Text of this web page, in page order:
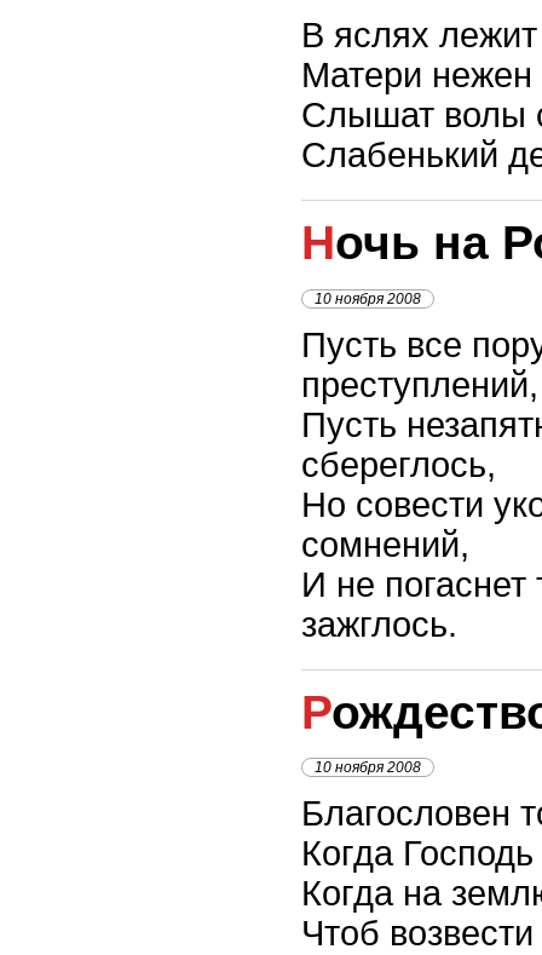
В яслях
Матери нежен
Слышат волы
Слабенький
Ночь на
10 ноября 2008
Пусть все
преступлений,
Пусть
сбереглось,
Но совести
сомнений,
И не погаснет
зажглось.
10 ноября 2008
Благословен
Когда
Когда на
Чтоб